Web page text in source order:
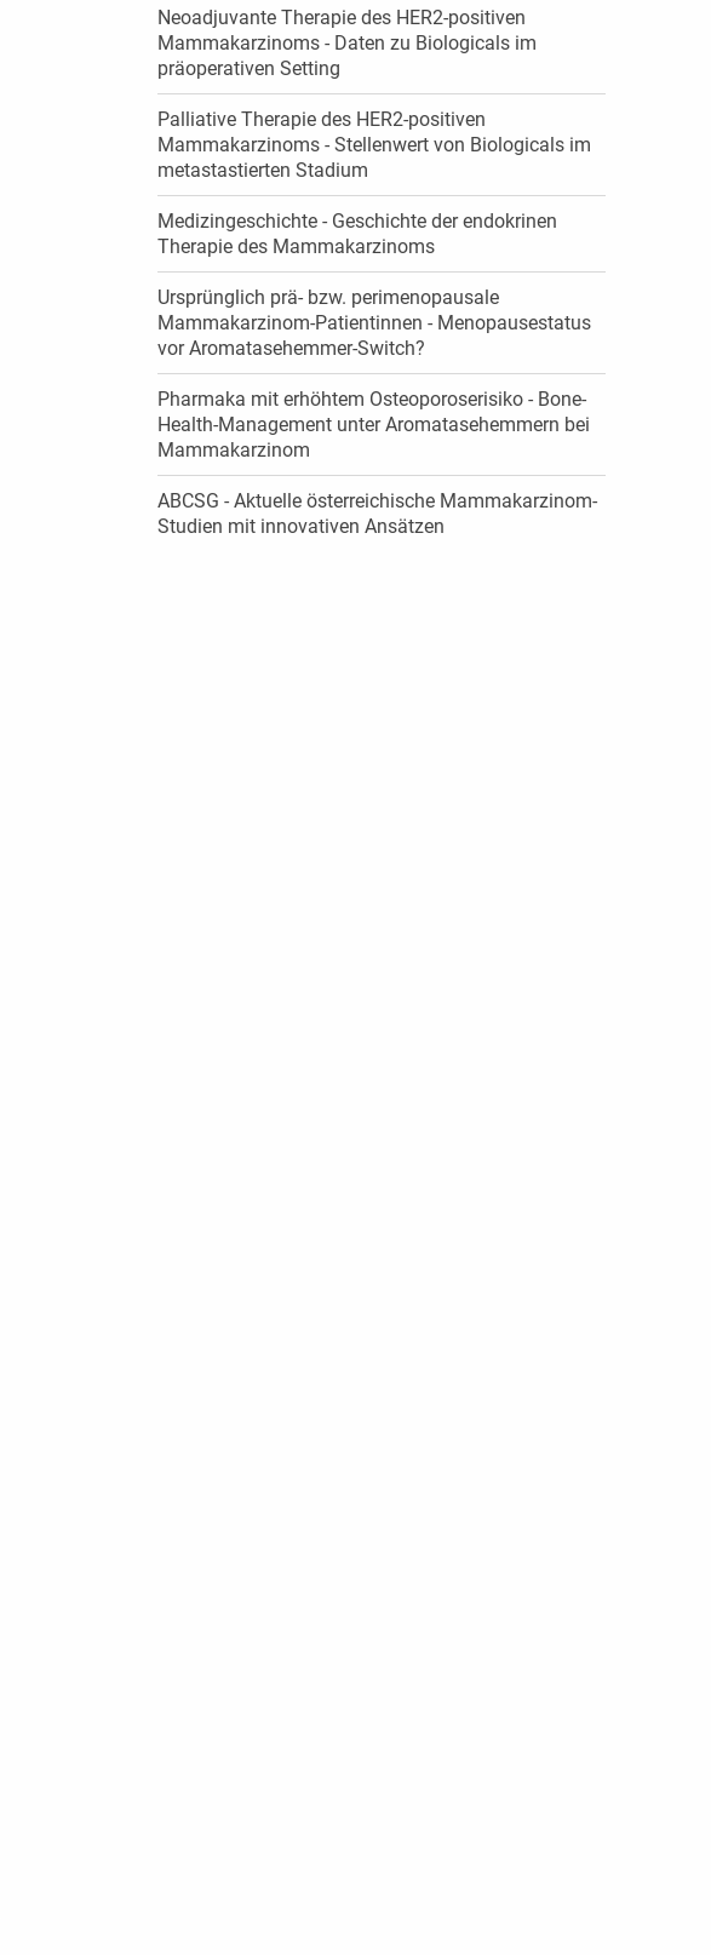
Neoadjuvante Therapie des HER2-positiven
Mammakarzinoms - Daten zu Biologicals im
präoperativen Setting
Palliative Therapie des HER2-positiven
Mammakarzinoms - Stellenwert von Biologicals im
metastastierten Stadium
Medizingeschichte - Geschichte der endokrinen
Therapie des Mammakarzinoms
Ursprünglich prä- bzw. perimenopausale
Mammakarzinom-Patientinnen - Menopausestatus
vor Aromatasehemmer-Switch?
Pharmaka mit erhöhtem Osteoporoserisiko - Bone-
Health-Management unter Aromatasehemmern bei
Mammakarzinom
ABCSG - Aktuelle österreichische Mammakarzinom-
Studien mit innovativen Ansätzen